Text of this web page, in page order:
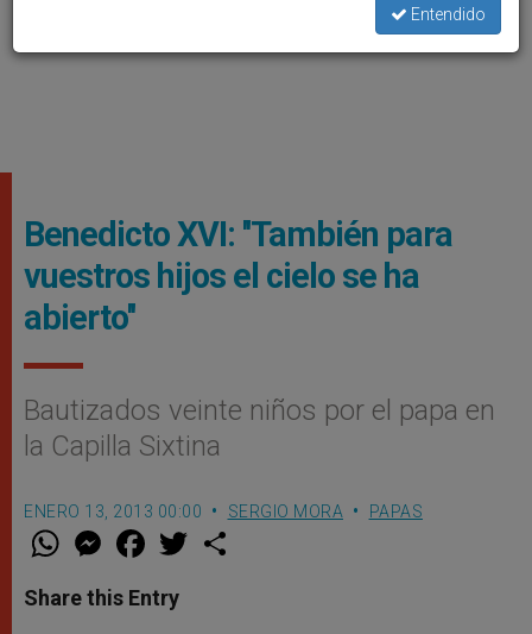
Benedicto XVI: ''También para
vuestros hijos el cielo se ha
abierto''
Bautizados veinte niños por el papa en
la Capilla Sixtina
ENERO 13, 2013 00:00 SERGIO MORA PAPAS
W
t
s
M
e
s
e
F
a
e
b
w
Share this Entry
Entendido